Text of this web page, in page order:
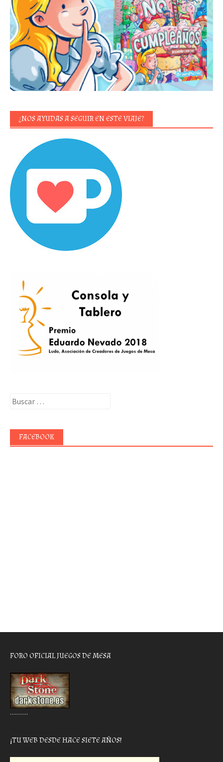
¿NOS AYUDAS A SEGUIR EN ESTE VIAJE?
Buscar:
FACEBOOK
FORO OFICIAL JUEGOS DE MESA
………..
¡TU WEB DESDE HACE SIETE AÑOS!